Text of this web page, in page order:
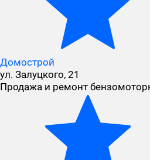
Домострой
ул. Залуцкого, 21
Продажа и ремонт